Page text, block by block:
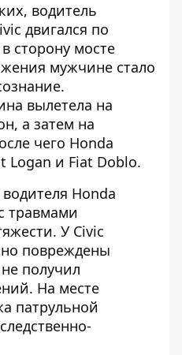
водитель
двигался по
сторону мосте
мужчине стало
вылетела на
а затем на
чего Honda
Logan и Fiat Doblo.
Honda
травмами
У Civic
повреждены
получил
На месте
патрульной